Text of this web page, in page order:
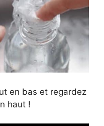
en bas et regardez
haut !